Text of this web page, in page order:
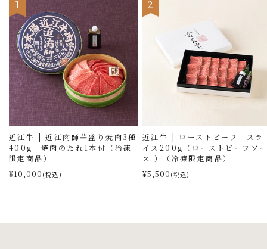
1
近江牛 | 近江肉師華盛り焼肉3種
400g 焼肉のたれ1本付（冷凍
限定商品）
¥10,000 (税込)
2
近江牛 | ローストビーフ スラ
イス200g（ローストビーフソ
ス ）（冷凍限定商品）
¥5,500 (税込)